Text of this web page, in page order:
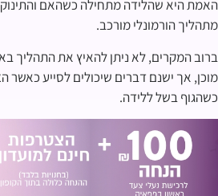
האמת היא שהלידה מתחילה כשהאם
מתהליך הורמונלי מורכב.
ברוב המקרים, לא ניתן להאיץ את התהליך
מוכן, אך ישנם דברים שיכולים לסייע כאשר
כשהגוף בשל ללידה.